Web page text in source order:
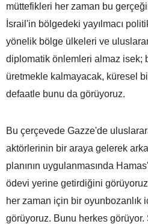
müttefikleri her zaman bu
İsrail'in bölgedeki yayılmacı
yönelik bölge ülkeleri ve
diplomatik önlemleri almaz isek;
üretmekle kalmayacak, küresel
defaatle bunu da görüyoruz.
Bu çerçevede Gazze'de
aktörlerinin bir araya gelerek
planının uygulanmasında
ödevi yerine getirdiğini
her zaman için bir oyunbozanlık
görüyoruz. Bunu herkes görüyor.